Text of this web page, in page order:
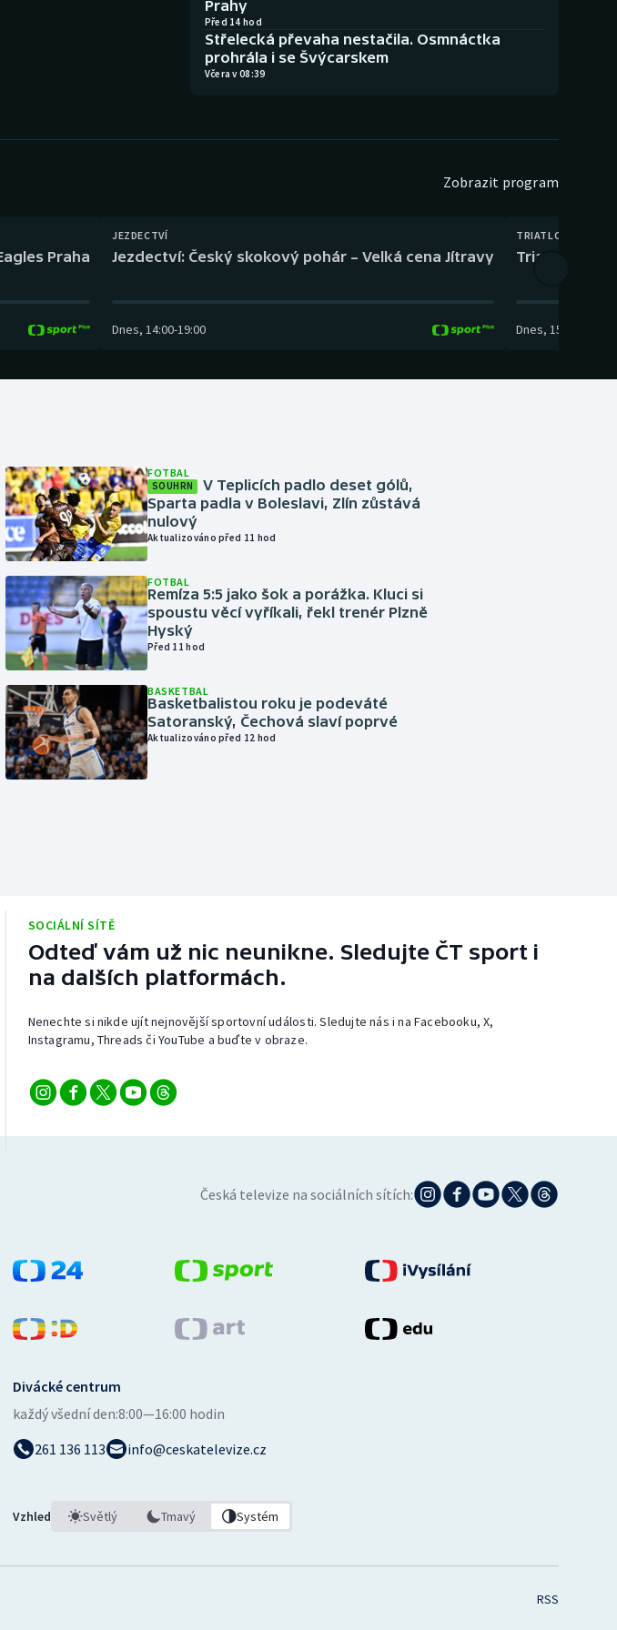
Volejbal
Prahy
Před 14 hod
Střelecká převaha nestačila. Osmnáctka
prohrála i se Švýcarskem
Včera v 08:39
Zobrazit program
Praha
JEZDECTVÍ
Jezdectví: Český skokový pohár – Velká cena Jítravy
Dnes, 14:00-19:00
TRIATLON
Triatlon:
Dnes, 15:00
FOTBAL
SOUHRN
V Teplicích padlo deset gólů,
Sparta padla v Boleslavi, Zlín zůstává
nulový
Aktualizováno před 11 hod
FOTBAL
Remíza 5:5 jako šok a porážka. Kluci si
spoustu věcí vyříkali, řekl trenér Plzně
Hyský
Před 11 hod
BASKETBAL
Basketbalistou roku je podeváté
Satoranský, Čechová slaví poprvé
Aktualizováno před 12 hod
SOCIÁLNÍ SÍTĚ
Odteď vám už nic neunikne. Sledujte ČT sport i
na dalších platformách.
Nenechte si nikde ujít nejnovější sportovní události. Sledujte nás i na Facebooku, X,
Instagramu, Threads či YouTube a buďte v obraze.
Česká televize na sociálních sítích:
Divácké centrum
každý všední den:8:00—16:00 hodin
261 136 113
info@ceskatelevize.cz
Vzhled Světlý Tmavý Systém
RSS